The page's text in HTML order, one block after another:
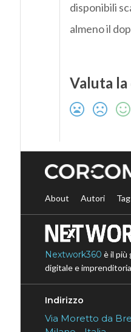
disponibili
almeno il
Valuta
About Autori
Nextwork360 è il più
digitale e
Indirizzo
Via Moretto da